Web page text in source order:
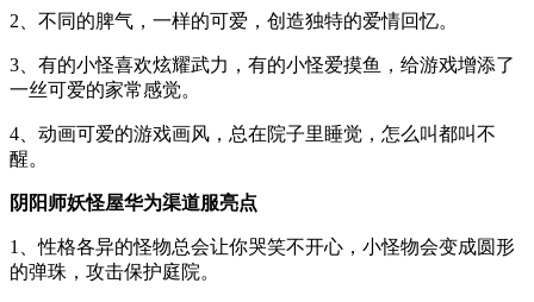
2、不同的脾气，一样的可爱，创造独特的爱情回忆。
3、有的小怪喜欢炫耀武力，有的小怪爱摸鱼，给游戏增添了
一丝可爱的家常感觉。
4、动画可爱的游戏画风，总在院子里睡觉，怎么叫都叫不
醒。
阴阳师妖怪屋华为渠道服亮点
1、性格各异的怪物总会让你哭笑不开心，小怪物会变成圆形
的弹珠，攻击保护庭院。